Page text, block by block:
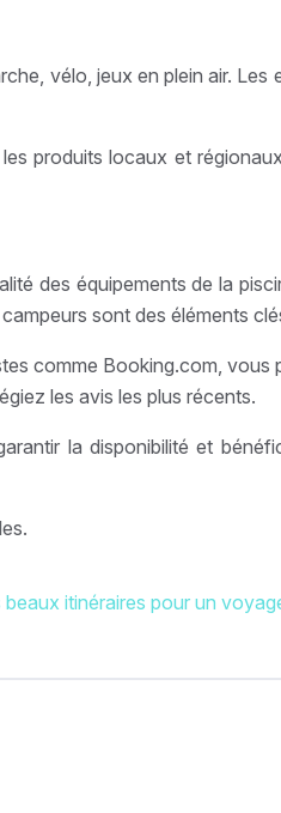
vélo, jeux en plein air.
produits locaux et
des équipements de la
sont des éléments
comme Booking.com, vous
les avis les plus récents.
la disponibilité et
beaux itinéraires pour un